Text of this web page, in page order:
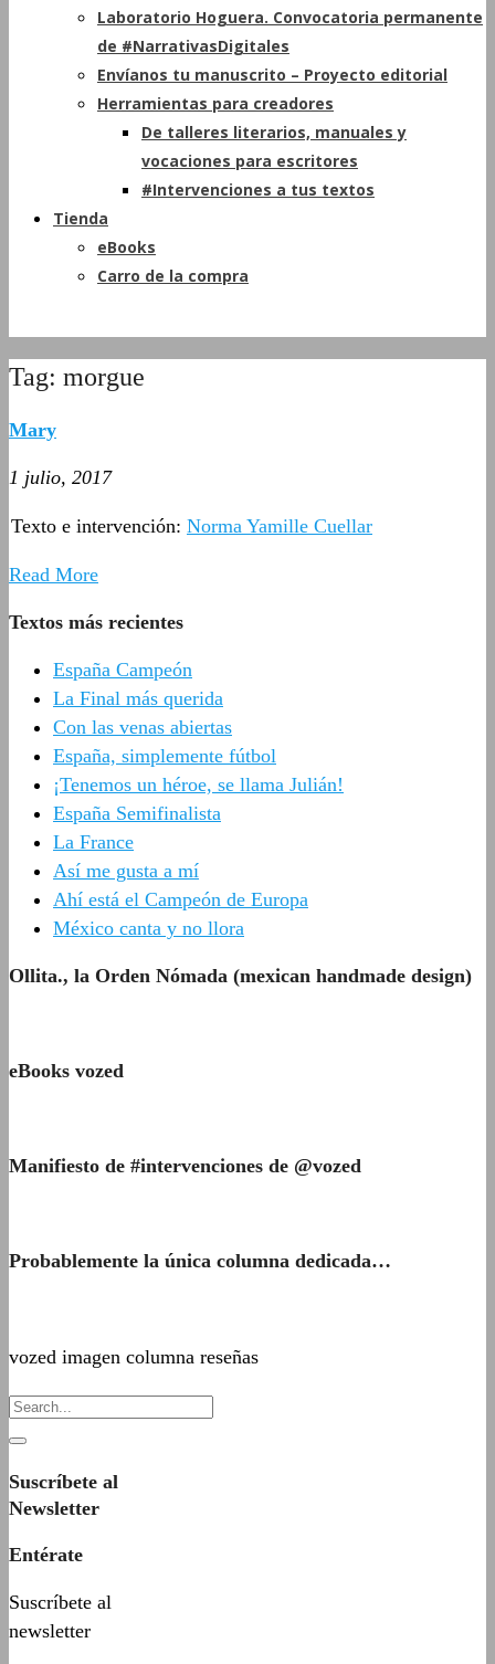
Laboratorio Hoguera. Convocatoria permanente
de #NarrativasDigitales
Envíanos tu manuscrito – Proyecto editorial
Herramientas para creadores
De talleres literarios, manuales y
vocaciones para escritores
#Intervenciones a tus textos
Tienda
eBooks
Carro de la compra
Tag: morgue
Mary
1 julio, 2017
Texto e intervención: Norma Yamille Cuellar
Read More
Textos más recientes
España Campeón
La Final más querida
Con las venas abiertas
España, simplemente fútbol
¡Tenemos un héroe, se llama Julián!
España Semifinalista
La France
Así me gusta a mí
Ahí está el Campeón de Europa
México canta y no llora
Ollita., la Orden Nómada (mexican handmade design)
eBooks vozed
Manifiesto de #intervenciones de @vozed
Probablemente la única columna dedicada…
vozed imagen columna reseñas
Suscríbete al
Newsletter
Entérate
Suscríbete al
newsletter